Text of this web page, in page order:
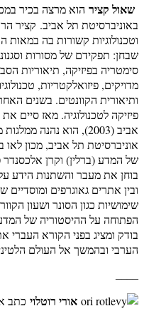
שאול קציר הוא מרצה בכיר
באוניברסיטת תל אביב. קציר
וטכנולוגיות קשורות בה
שבחן: תפקידם של מסורות
סימטריה בפיזיקה, תיאוריות
מדויקים, פיזואלקטריות,
ותיאורית הקוונטים. בשנים
פיזיקה לטכנולוגיה. מאז סיים
אביב (2003), הוא נהנה
אוניברסיטת תל אביב, מכון לאו
של המדע (ברלין) וקרן אלכסנדר
בוחן את מעבר והשתנות הידע על
ובין אתרים גאוגרפים ומוסדיים
שימושיות כגון הסונר ושעון
הפתוחה על ההיסטוריה של
בודק ומציג בפני הקורא העברי
הערבי ובהמשך אל העולם
אורי רוטלוי כתב